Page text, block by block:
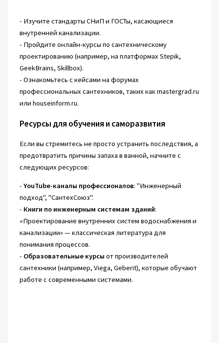
- Изучите стандарты СНиП и ГОСТы, касающиеся
внутренней канализации.
- Пройдите онлайн-курсы по сантехническому
проектированию (например, на платформах Stepik,
GeekBrains, Skillbox).
- Ознакомьтесь с кейсами на форумах
профессиональных сантехников, таких как mastergrad.ru
или houseinform.ru.
Ресурсы для обучения и саморазвития
Если вы стремитесь не просто устранить последствия, а
предотвратить причины запаха в ванной, начните с
следующих ресурсов:
- YouTube-каналы профессионалов: "Инженерный
подход", "СантехСоюз".
- Книги по инженерным системам зданий:
«Проектирование внутренних систем водоснабжения и
канализации» — классическая литература для
понимания процессов.
- Образовательные курсы от производителей
сантехники (например, Viega, Geberit), которые обучают
работе с современными системами.